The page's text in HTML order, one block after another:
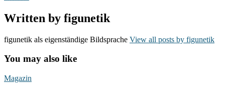
Written by figunetik
figunetik als eigenständige Bildsprache View all posts by figunetik
You may also like
Chronologie:
Magazin